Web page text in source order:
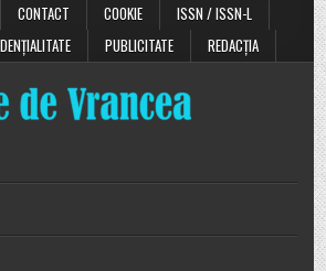
CONTACT COOKIE
ISSN / ISSN-L
PUBLICITATE REDACȚIA